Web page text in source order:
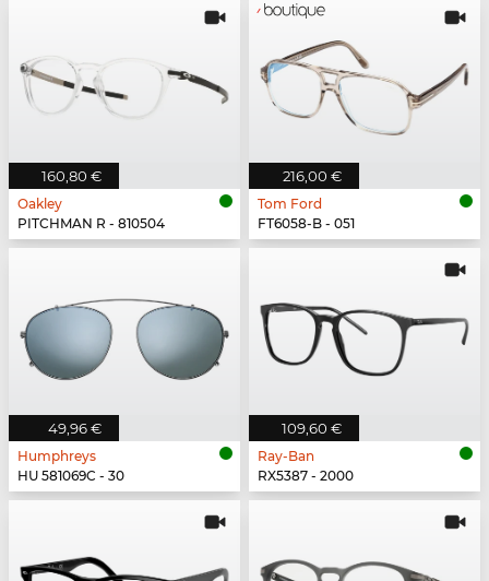
160,80 €
Oakley
PITCHMAN R - 810504
216,00 €
Tom Ford
FT6058-B - 051
49,96 €
Humphreys
HU 581069C - 30
109,60 €
Ray-Ban
RX5387 - 2000